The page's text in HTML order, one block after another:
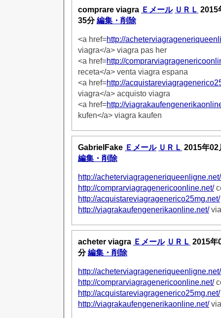
comprare viagra Ｅメール ＵＲＬ 2015
35分編集・削除
<a href=http://
viagra</a> viagra pas her
<a href=http://
receta</a> venta viagra espana
<a href=http://
viagra</a> acquisto viagra
<a href=http://
kufen</a> viagra kaufen
GabrielFake Ｅメール ＵＲＬ 2015年02
編集・削除
http://acheterviagrageneriqueenligne.net/
http://comprarviagragenericoonline.net/
http://acquistareviagragenerico25mg.net/
http://viagrakaufengenerikaonline.net/
acheter viagra Ｅメール ＵＲＬ 2015年
分編集・削除
http://acheterviagrageneriqueenligne.net/
http://comprarviagragenericoonline.net/
http://acquistareviagragenerico25mg.net/
http://viagrakaufengenerikaonline.net/